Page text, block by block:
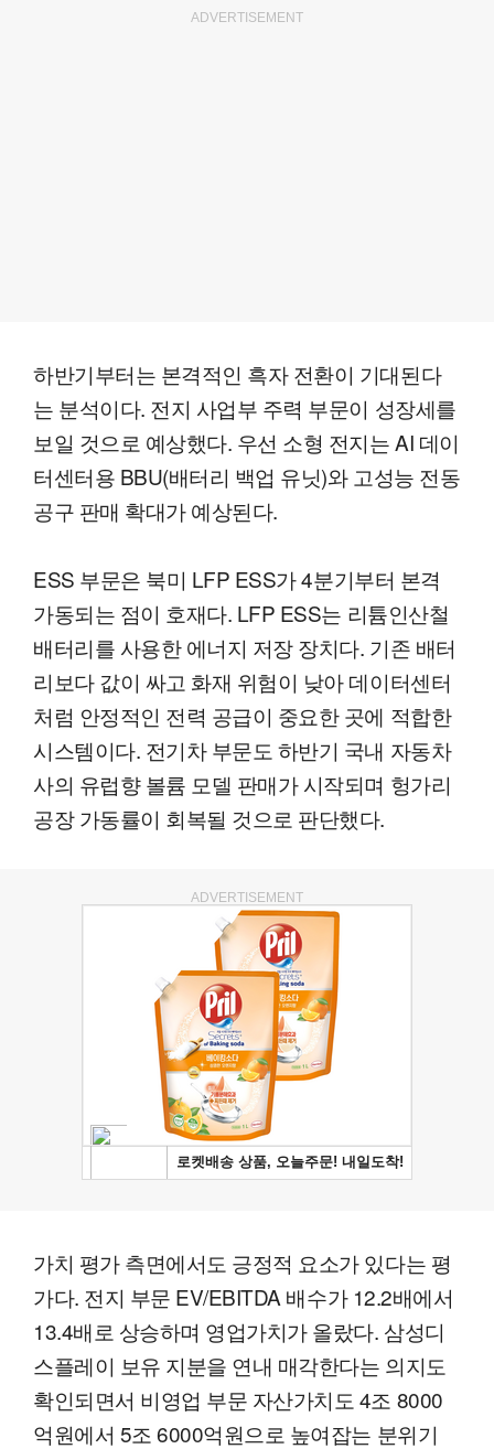
ADVERTISEMENT
하반기부터는 본격적인 흑자 전환이 기대된다
는 분석이다. 전지 사업부 주력 부문이 성장세를
보일 것으로 예상했다. 우선 소형 전지는 AI 데이
터센터용 BBU(배터리 백업 유닛)와 고성능 전동
공구 판매 확대가 예상된다.
ESS 부문은 북미 LFP ESS가 4분기부터 본격
가동되는 점이 호재다. LFP ESS는 리튬인산철
배터리를 사용한 에너지 저장 장치다. 기존 배터
리보다 값이 싸고 화재 위험이 낮아 데이터센터
처럼 안정적인 전력 공급이 중요한 곳에 적합한
시스템이다. 전기차 부문도 하반기 국내 자동차
사의 유럽향 볼륨 모델 판매가 시작되며 헝가리
공장 가동률이 회복될 것으로 판단했다.
ADVERTISEMENT
가치 평가 측면에서도 긍정적 요소가 있다는 평
가다. 전지 부문 EV/EBITDA 배수가 12.2배에서
13.4배로 상승하며 영업가치가 올랐다. 삼성디
스플레이 보유 지분을 연내 매각한다는 의지도
확인되면서 비영업 부문 자산가치도 4조 8000
억원에서 5조 6000억원으로 높여잡는 분위기